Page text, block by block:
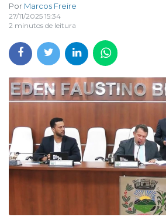
Por Marcos Freire
27/11/2025 15:34
2 minutos de leitura